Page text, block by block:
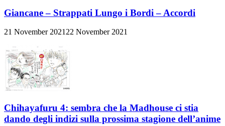
Giancane – Strappati Lungo i Bordi – Accordi
21 November 2021 22 November 2021
Chihayafuru 4: sembra che la Madhouse ci stia
dando degli indizi sulla prossima stagione dell’anime